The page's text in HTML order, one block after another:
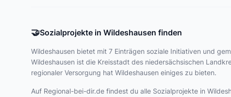
🤝Sozialprojekte in Wildeshausen finden
Wildeshausen bietet mit 7 Einträgen soziale Initiativen und
Wildeshausen ist die Kreisstadt des niedersächsischen
regionaler Versorgung hat Wildeshausen einiges zu bieten.
Auf Regional-bei-dir.de findest du alle Sozialprojekte in